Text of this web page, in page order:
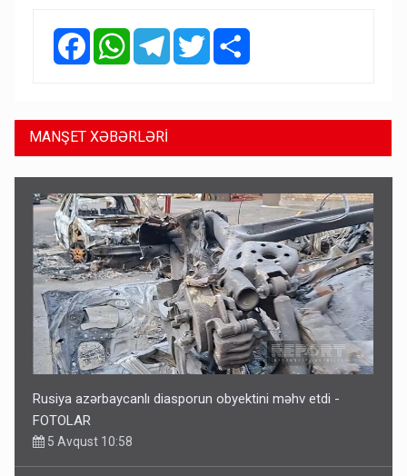
FacebookWhatsAppTelegramTwitter
MANŞET XƏBƏRLƏRİ
Rusiya azərbaycanlı diasporun obyektini məhv etdi -
FOTOLAR
5 Avqust 10:58